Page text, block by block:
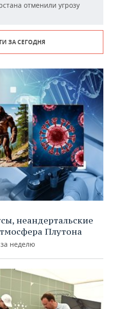
отменили угрозу
ЗА СЕГОДНЯ
неандертальские
Плутона
неделю